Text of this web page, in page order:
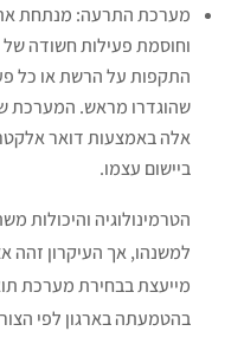
מערכת התרעה: מנתחת
וחוסמת פעילות חשודה של
התקפות על הרשת או כל
שהוגדרו מראש. המערכת
אלה באמצעות דואר
ביישום עצמו.
למשנהו, אך העיקרון זהה
מייעצת בבחירת מערכת
בהטמעתה בארגון לפי